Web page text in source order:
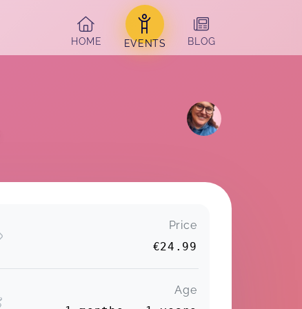
HOME
EVENTS BLOG
Price
€24.99
Age